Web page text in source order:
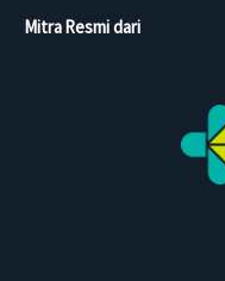
Mitra Resmi dari